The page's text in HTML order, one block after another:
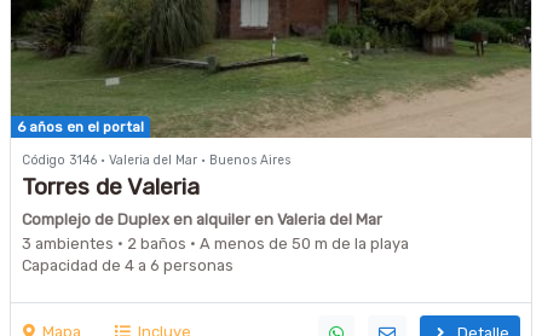
6 años en el portal
Código 3146 · Valeria del Mar · Buenos Aires
Torres de Valeria
Complejo de Duplex en alquiler en Valeria del Mar
3 ambientes · 2 baños · A menos de 50 m de la playa
Capacidad de 4 a 6 personas
Mapa Incluye